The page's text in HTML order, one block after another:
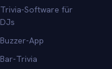
Trivia-Software für
DJs
Buzzer-App
Bar-Trivia